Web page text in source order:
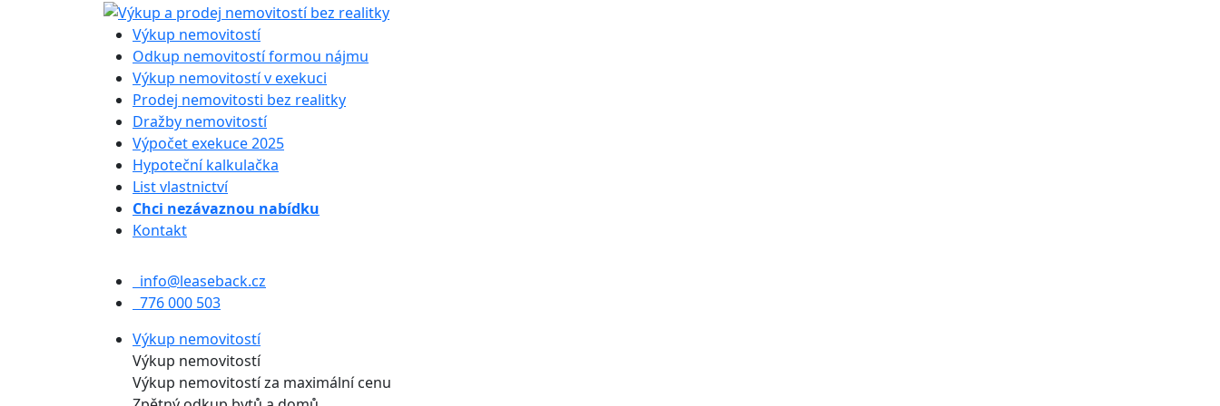
Výkup nemovitostí
Odkup nemovitostí formou nájmu
Výkup nemovitostí v exekuci
Prodej nemovitosti bez realitky
Dražby nemovitostí
Výpočet exekuce 2025
Hypoteční kalkulačka
List vlastnictví
Chci nezávaznou nabídku
Kontakt
info@leaseback.cz
776 000 503
Výkup nemovitostí
Výkup nemovitostí
Výkup nemovitostí za maximální cenu